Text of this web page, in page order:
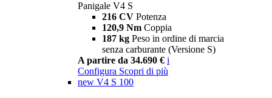
Panigale V4 S
216 CV Potenza
120,9 Nm Coppia
187 kg Peso in ordine di marcia
senza carburante (Versione S)
A partire da 34.690 € i
Configura Scopri di più
new V4 S 100